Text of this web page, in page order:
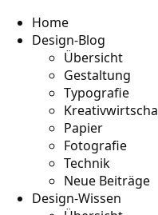
Home
Design-Blog
Übersicht
Gestaltung
Typografie
Papier
Fotografie
Technik
Neue Beiträge
Design-Wissen